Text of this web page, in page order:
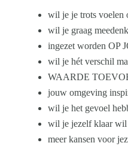
wil je je trots voelen
wil je graag
ingezet worden OP
wil je hét verschil
WAARDE
jouw omgeving
wil je het gevoel
wil je jezelf klaar wil
meer kansen voor